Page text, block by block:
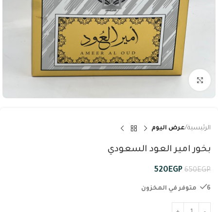
الرئيسية عرض اليوم
بخور امير العود السعودي
650EGP
520EGP
6 متوفر في المخزون